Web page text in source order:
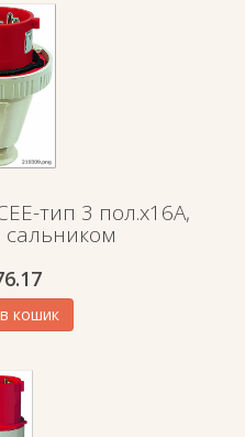
тип 3 пол.х16А,
сальником
кошик